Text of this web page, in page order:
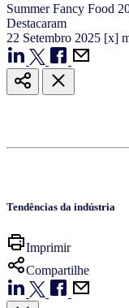
Summer Fancy Food
Destacaram
22 Setembro 2025 [x]
Tendências da indústria
Imprimir
Compartilhe